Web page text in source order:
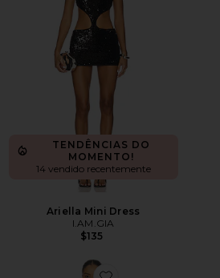
TENDÊNCIAS DO
MOMENTO!
14 vendido recentemente
Ariella Mini Dress
I.AM.GIA
$135